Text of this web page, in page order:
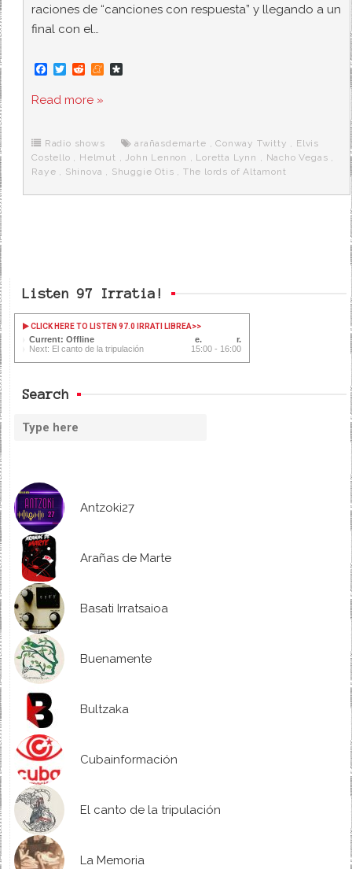
raciones de “canciones con respuesta” y llegando a un
final con el…
F
c
e
o
k
T
i
t
r
R
d
d
M
e
r
a
Read more »
Radio shows arañasdemarte ,Conway Twitty , Elvis
Costello , Helmut ,John Lennon , Loretta Lynn , Nacho Vegas ,
Raye , Shinova , Shuggie Otis , The lords of Altamont
Listen 97 Irratia!
CLICK HERE TO LISTEN 97.0 IRRATI LIBREA>>
Current: Offline
Next: El canto de la tripulación
15:00 - 16:00
Search
Antzoki27
Arañas de Marte
Basati Irratsaioa
Buenamente
Bultzaka
Cubainformación
El canto de la tripulación
La Memoria